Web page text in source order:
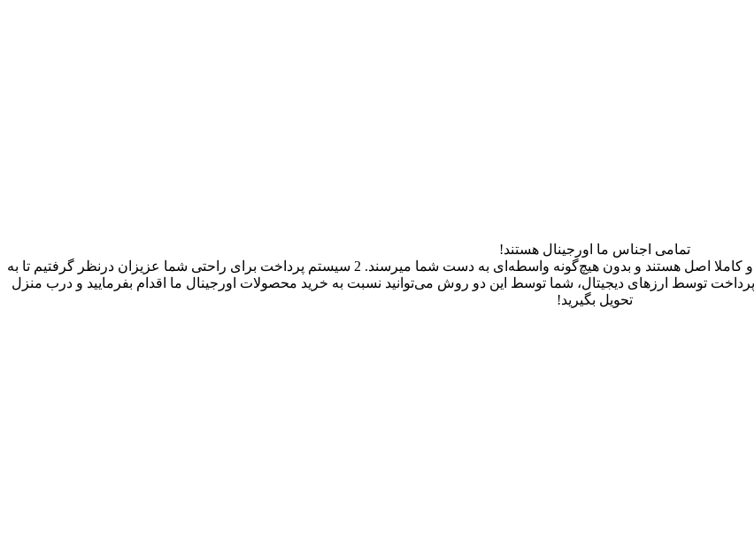
تمامی اجناس ما اورجینال هستند!
کلیه اجناس از کانادا بصورت مستقیم وارد شده و برای شما ارسال می‌گردد و کاملا اصل هستند و بدون هیچ‌گونه واسطه‌ای به دست شما میرسند. 2 سیستم پرداخت برای راحتی شما عزیزان درنظر گرفتیم تا به
توسط ارزهای دیجیتال، شما توسط این دو روش می‌توانید نسبت به خرید محصولات اورجینال ما اقدام بفرمایید و درب منزل
تحویل بگیرید!